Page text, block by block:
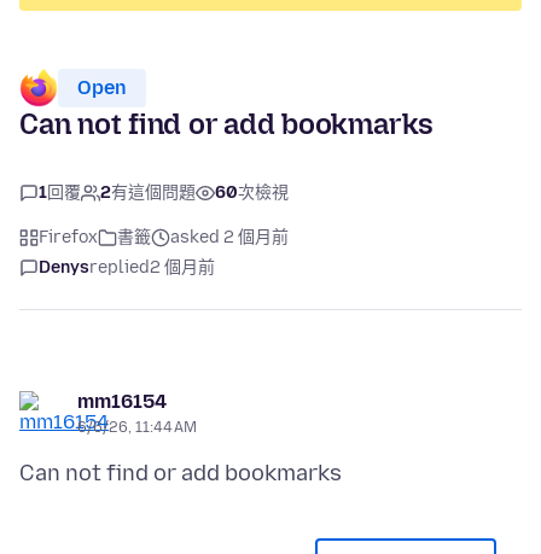
Open
Can not find or add bookmarks
1回覆 2有這個問題 60次檢視
Firefox 書籤
asked 2 個月前
Denysreplied2 個月前
mm16154
6/6/26, 11:44 AM